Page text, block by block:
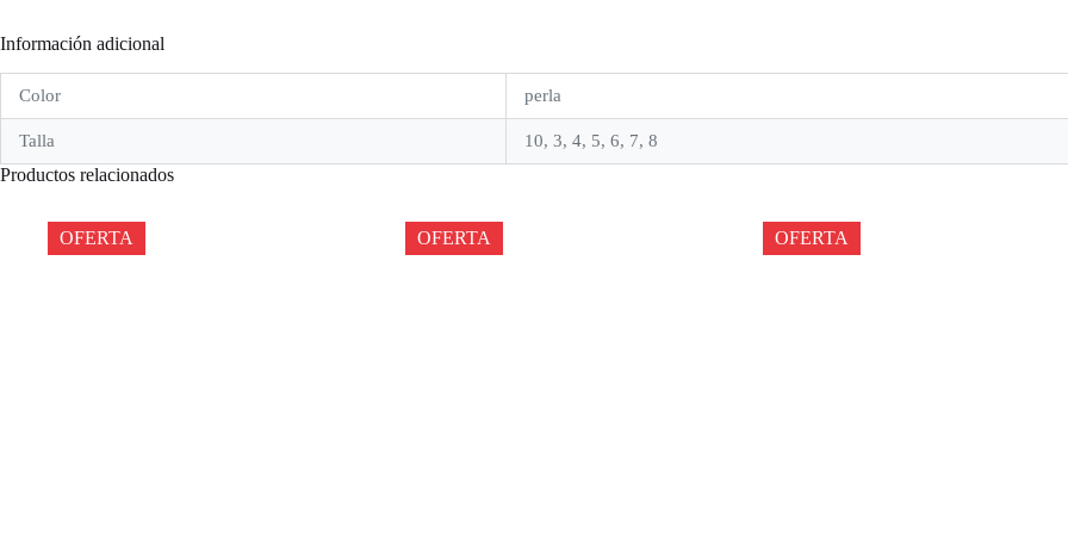
Información adicional
Color perla
Talla 10, 3, 4, 5, 6, 7, 8
Productos relacionados
OFERTA OFERTA OFERTA